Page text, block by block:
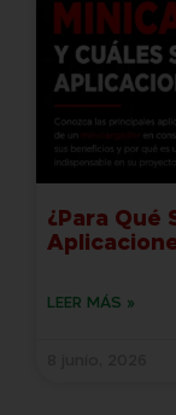
¿Para Qué
LEER MÁS »